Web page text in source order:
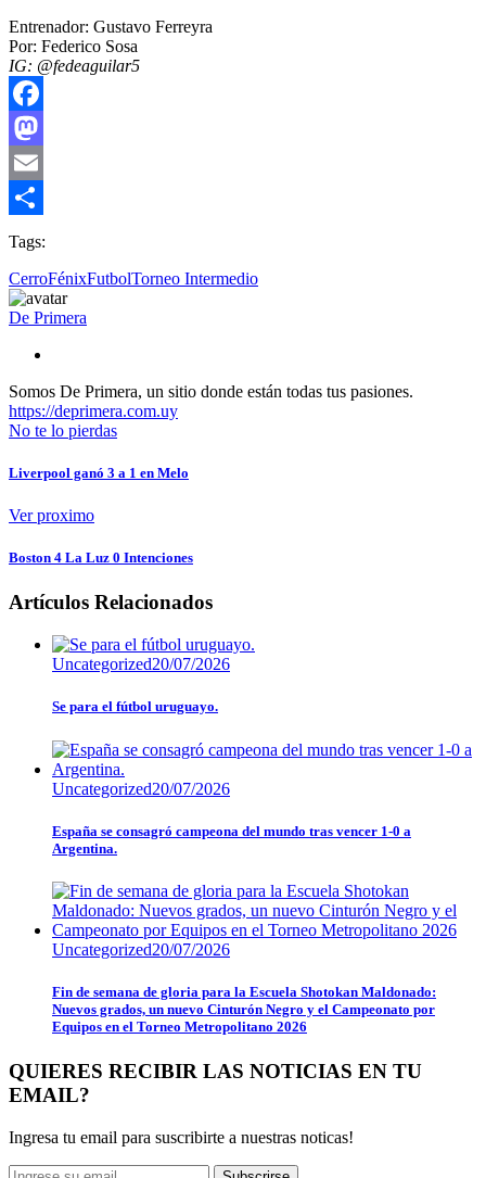
Entrenador: Gustavo Ferreyra
Por: Federico Sosa
IG: @fedeaguilar5
Facebook
Mastodon
Email
Compartir
Tags:
CerroFénixFutbolTorneo Intermedio
De Primera
Somos De Primera, un sitio donde están todas tus pasiones.
https://deprimera.com.uy
No te lo pierdas
Liverpool ganó 3 a 1 en Melo
Ver proximo
Boston 4 La Luz 0 Intenciones
Artículos Relacionados
Uncategorized20/07/2026
Se para el fútbol uruguayo.
Uncategorized20/07/2026
España se consagró campeona del mundo tras vencer 1-0 a
Argentina.
Uncategorized20/07/2026
Fin de semana de gloria para la Escuela Shotokan Maldonado:
Nuevos grados, un nuevo Cinturón Negro y el Campeonato por
Equipos en el Torneo Metropolitano 2026
QUIERES RECIBIR LAS NOTICIAS EN TU
EMAIL?
Ingresa tu email para suscribirte a nuestras noticas!